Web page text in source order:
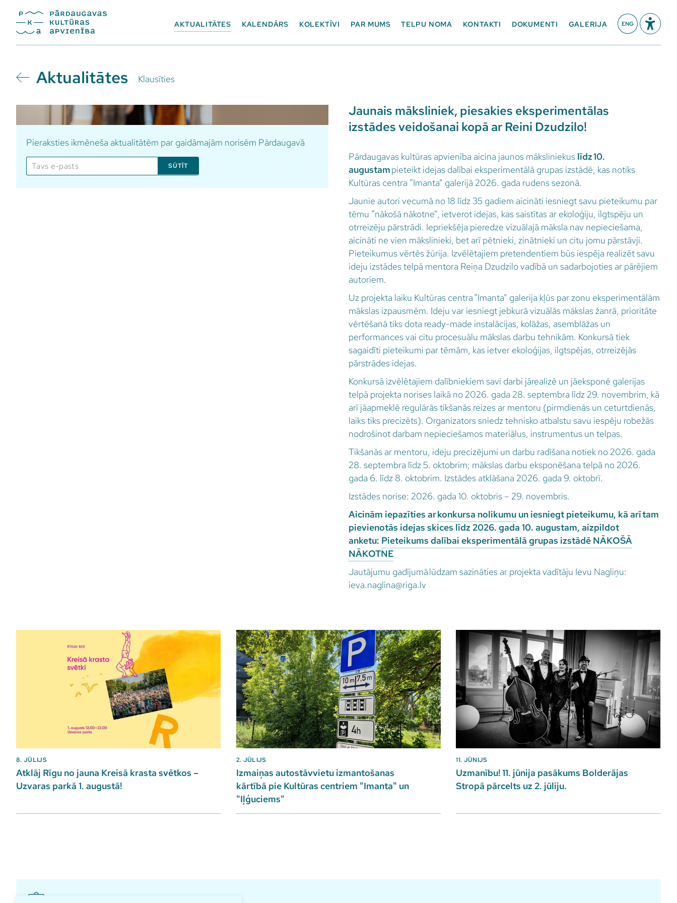
AKTUALITĀTES KALENDĀRS KOLEKTĪVI PAR MUMS TELPU NOMA KONTAKTI DOKUMENTI GALERIJA ENG
Aktualitātes Klausīties
Pieraksties ikmēneša aktualitātēm par gaidāmajām norisēm Pārdaugavā
SŪTĪT
Jaunais māksliniek, piesakies eksperimentālas
izstādes veidošanai kopā ar Reini Dzudzilo!
Pārdaugavas kultūras apvienība aicina jaunos māksliniekus līdz 10.
augustampieteikt idejas dalībai eksperimentālā grupas izstādē, kas notiks
Kultūras centra “Imanta” galerijā 2026. gada rudens sezonā.
Jaunie autori vecumā no 18 līdz 35 gadiem aicināti iesniegt savu pieteikumu par
tēmu “nākošā nākotne”, ietverot idejas, kas saistītas ar ekoloģiju, ilgtspēju un
otrreizēju pārstrādi. Iepriekšēja pieredze vizuālajā māksla nav nepieciešama,
aicināti ne vien mākslinieki, bet arī pētnieki, zinātnieki un citu jomu pārstāvji.
Pieteikumus vērtēs žūrija. Izvēlētajiem pretendentiem būs iespēja realizēt savu
ideju izstādes telpā mentora Reiņa Dzudzilo vadībā un sadarbojoties ar pārējiem
autoriem.
Uz projekta laiku Kultūras centra “Imanta” galerija kļūs par zonu eksperimentālām
mākslas izpausmēm. Ideju var iesniegt jebkurā vizuālās mākslas žanrā, prioritāte
vērtēšanā tiks dota ready-made instalācijas, kolāžas, asemblāžas un
performances vai citu procesuālu mākslas darbu tehnikām. Konkursā tiek
sagaidīti pieteikumi par tēmām, kas ietver ekoloģijas, ilgtspējas, otrreizējās
pārstrādes idejas.
Konkursā izvēlētajiem dalībniekiem savi darbi jārealizē un jāeksponē galerijas
telpā projekta norises laikā no 2026. gada 28. septembra līdz 29. novembrim, kā
arī jāapmeklē regulārās tikšanās reizes ar mentoru (pirmdienās un ceturtdienās,
laiks tiks precizēts). Organizators sniedz tehnisko atbalstu savu iespēju robežās
nodrošinot darbam nepieciešamos materiālus, instrumentus un telpas.
Tikšanās ar mentoru, ideju precizējumi un darbu radīšana notiek no 2026. gada
28. septembra līdz 5. oktobrim; mākslas darbu eksponēšana telpā no 2026.
gada 6. līdz 8. oktobrim. Izstādes atklāšana 2026. gada 9. oktobrī.
Izstādes norise: 2026. gada 10. oktobris – 29. novembris.
Aicinām iepazīties arkonkursa nolikumu un iesniegt pieteikumu, kā arī tam
pievienotās idejas skices līdz 2026. gada 10. augustam, aizpildot
anketu: Pieteikums dalībai eksperimentālā grupas izstādē NĀKOŠĀ
NĀKOTNE
Jautājumu gadījumā lūdzam sazināties ar projekta vadītāju Ievu Nagliņu:
ieva.naglina@riga.lv
8. JŪLIJS
Atklāj Rīgu no jauna Kreisā krasta svētkos –
Uzvaras parkā 1. augustā!
2. JŪLIJS
Izmaiņas autostāvvietu izmantošanas
kārtībā pie Kultūras centriem "Imanta" un
"Iļģuciems"
11. JŪNIJS
Uzmanību! 11. jūnija pasākums Bolderājas
Stropā pārcelts uz 2. jūliju.